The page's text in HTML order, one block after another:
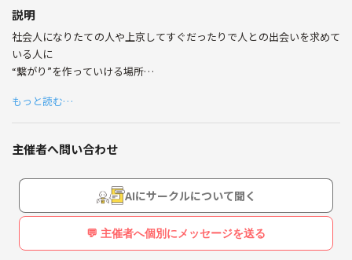
説明
社会人になりたての人や上京してすぐだったりで人との出会いを求めて
いる人に
“繋がり”を作っていける場所
ラテン語で(繋がり)
22歳が主催でイベントをやっていきます！
ぜひ同年代の方々、お待ちしております🙇‍♂️
もっと読む…
主催者へ問い合わせ
AIにサークルについて聞く
💬 主催者へ個別にメッセージを送る